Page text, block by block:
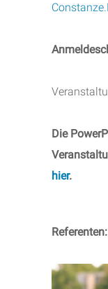
Die
hier.
Referenten: